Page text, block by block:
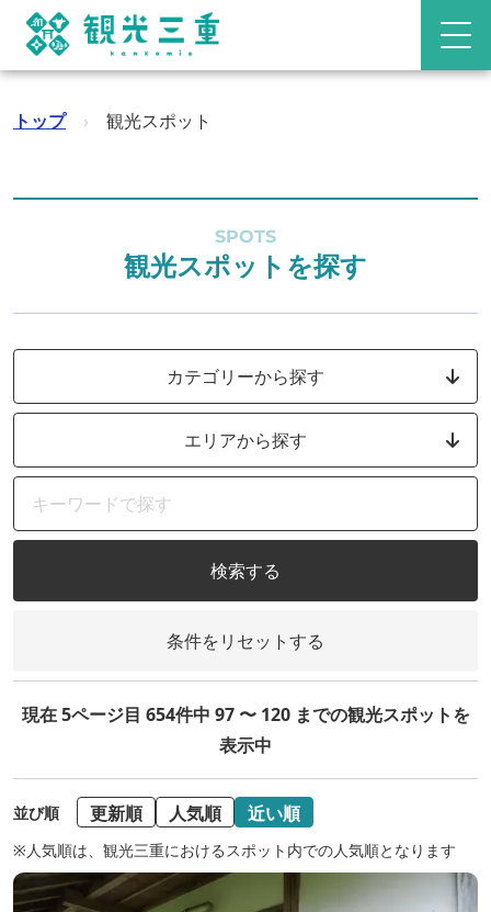
トップ › 観光スポット
SPOTS
観光スポットを探す
カテゴリーから探す
エリアから探す
検索する
条件をリセットする
現在 5ページ目 654件中 97 〜 120 までの観光スポットを
表示中
並び順 更新順 人気順 近い順
※人気順は、観光三重におけるスポット内での人気順となります